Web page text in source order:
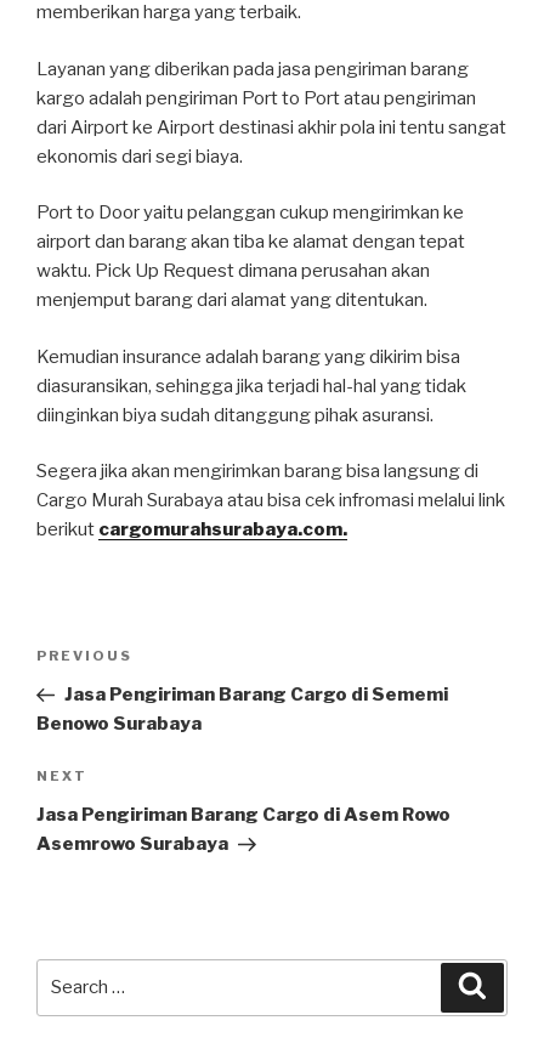
memberikan harga yang terbaik.
Layanan yang diberikan pada jasa pengiriman barang
kargo adalah pengiriman Port to Port atau pengiriman
dari Airport ke Airport destinasi akhir pola ini tentu sangat
ekonomis dari segi biaya.
Port to Door yaitu pelanggan cukup mengirimkan ke
airport dan barang akan tiba ke alamat dengan tepat
waktu. Pick Up Request dimana perusahan akan
menjemput barang dari alamat yang ditentukan.
Kemudian insurance adalah barang yang dikirim bisa
diasuransikan, sehingga jika terjadi hal-hal yang tidak
diinginkan biya sudah ditanggung pihak asuransi.
Segera jika akan mengirimkan barang bisa langsung di
Cargo Murah Surabaya atau bisa cek infromasi melalui link
berikut cargomurahsurabaya.com.
PREVIOUS
Jasa Pengiriman Barang Cargo di Sememi
Benowo Surabaya
NEXT
Jasa Pengiriman Barang Cargo di Asem Rowo
Asemrowo Surabaya